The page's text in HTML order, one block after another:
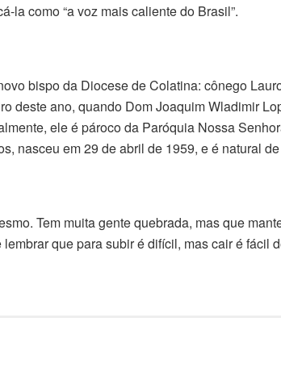
la como “a voz mais caliente do Brasil”.
bispo da Diocese de Colatina: cônego
deste ano, quando Dom Joaquim Wladimir
ele é pároco da Paróquia Nossa
nasceu em 29 de abril de 1959, e é natural
Tem muita gente quebrada, mas que
que para subir é difícil, mas cair é